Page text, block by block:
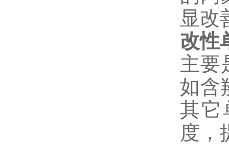
显改
改性
主要
如含
其它
度，